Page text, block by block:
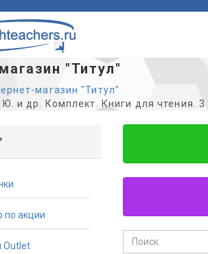
"Титул"
магазин "Титул"
и др. Комплект. Книги для чтения. 3
по акции
Outlet